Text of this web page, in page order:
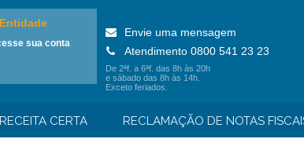
Entidade
sua conta
Envie uma mensagem
Atendimento 0800 541 23 23
De 2ªf. a 6ªf. das 8h às 20h
e sábado das 8h às 14h.
Exceto feriados.
RECEITA CERTA RECLAMAÇÃO DE NOTAS